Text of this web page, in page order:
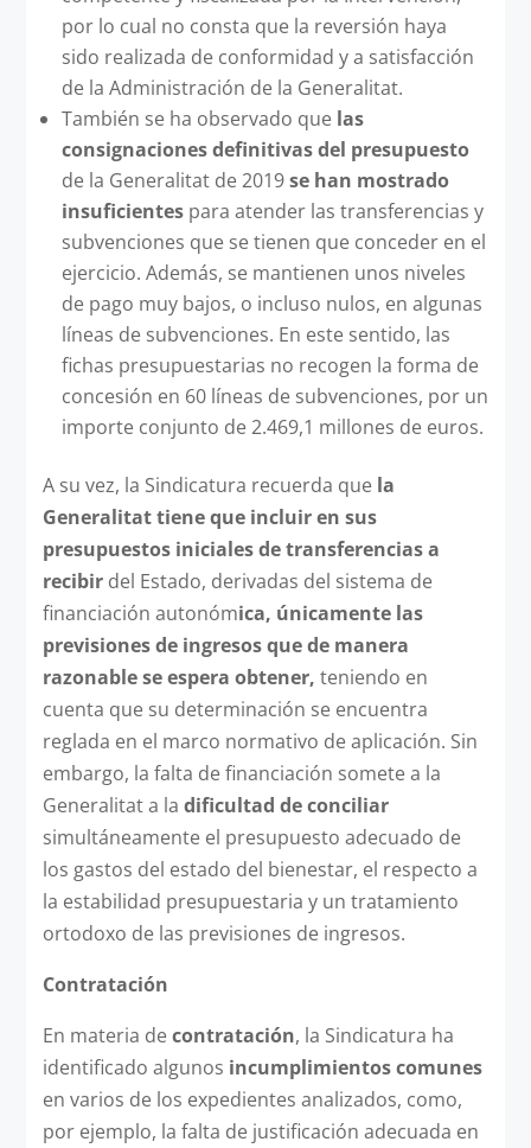
por lo cual no consta que la reversión haya
sido realizada de conformidad y a satisfacción
de la Administración de la Generalitat.
También se ha observado que las
consignaciones definitivas del presupuesto
de la Generalitat de 2019se han mostrado
insuficientespara atender las transferencias y
subvenciones que se tienen que conceder en el
ejercicio. Además, se mantienen unos niveles
de pago muy bajos, o incluso nulos, en algunas
líneas de subvenciones. En este sentido, las
fichas presupuestarias no recogen la forma de
concesión en 60 líneas de subvenciones, por un
importe conjunto de 2.469,1 millones de euros.
A su vez, la Sindicatura recuerda que la
Generalitat tiene que incluir en sus
presupuestos iniciales de transferencias a
recibirdel Estado, derivadas del sistema de
financiación autonómica, únicamente las
previsiones de ingresos que de manera
razonable se espera obtener, teniendo en
cuenta que su determinación se encuentra
reglada en el marco normativo de aplicación. Sin
embargo, la falta de financiación somete a la
Generalitat a la dificultad de conciliar
simultáneamente el presupuesto adecuado de
los gastos del estado del bienestar, el respecto a
la estabilidad presupuestaria y un tratamiento
ortodoxo de las previsiones de ingresos.
Contratación
En materia decontratación, la Sindicatura ha
identificado algunos incumplimientos comunes
en varios de los expedientes analizados, como,
por ejemplo, la falta de justificación adecuada en